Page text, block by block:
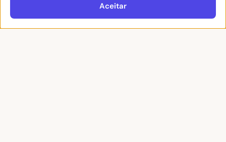
Porém, há ainda mais um vulcão que
está em estudos no Brasil, chamado de
Aceitar